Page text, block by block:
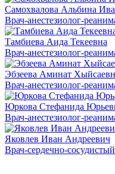
Самохвалова Альбина
Врач-анестезиолог-
Тамбиева Аида Текеевна
Врач-анестезиолог-
Эбзеева Аминат
Врач-анестезиолог-
Юркова Стефанида
Врач-анестезиолог-
Яковлев Иван Андреевич
Врач-сердечно-